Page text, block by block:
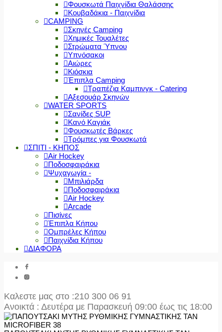
Φουσκωτά Παιχνίδια Θαλάσσης
Κουβαδάκια - Παιχνίδια
CAMPING
Σκηνές Camping
Χημικές Τουαλέτες
Στρώματα Ύπνου
Υπνόσακοι
Αιώρες
Κιόσκια
Έπιπλα Camping
Τραπέζια Καμπινγκ - Catering
Αξεσουάρ Σκηνών
WATER SPORTS
Σανίδες SUP
Κανό Καγιάκ
Φουσκωτές Βάρκες
Τρόμπες για Φουσκωτά
ΣΠΙΤΙ - ΚΗΠΟΣ
Air Hockey
Ποδοσφαιράκια
Ψυχαγωγία -
Μπιλιάρδα
Ποδοσφαιράκια
Air Hockey
Arcade
Πισίνες
Έπιπλα Κήπου
Ομπρέλες Κήπου
Παιχνίδια Κήπου
ΔΙΑΦΟΡΑ
Καλεστε μας στο :210 300 06 91
Ανοικτά : Δευτέρα με Παρασκευή 09:00 έως τις 18:00